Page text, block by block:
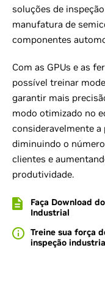
soluções de
manufatura de
componentes
Com as GPUs e as
possível treinar
garantir mais
modo otimizado no
consideravelmente
diminuindo o
clientes e
produtividade.
Faça Download
Industrial
Treine sua força
inspeção